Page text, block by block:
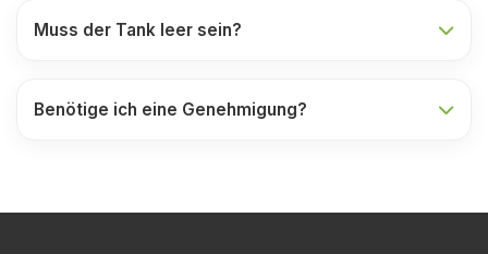
Muss der Tank leer sein?
Benötige ich eine Genehmigung?